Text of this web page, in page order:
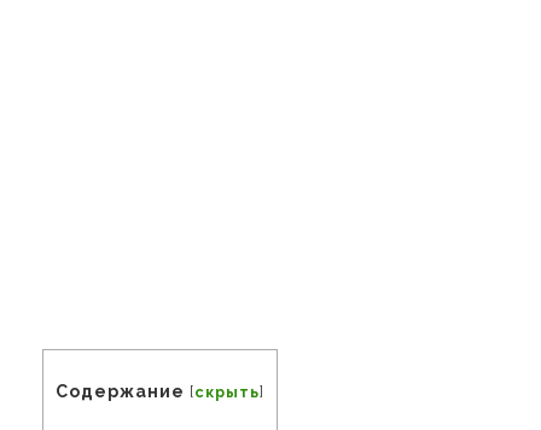
Содержание [скрыть]